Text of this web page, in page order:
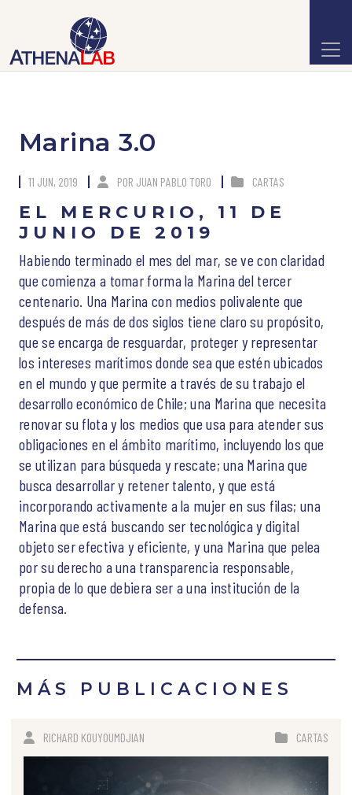
Marina 3.0
11 JUN, 2019 POR JUAN PABLO TORO CARTAS
EL MERCURIO, 11 DE
JUNIO DE 2019
Habiendo terminado el mes del mar, se ve con claridad
que comienza a tomar forma la Marina del tercer
centenario. Una Marina con medios polivalente que
después de más de dos siglos tiene claro su propósito,
que se encarga de resguardar, proteger y representar
los intereses marítimos donde sea que estén ubicados
en el mundo y que permite a través de su trabajo el
desarrollo económico de Chile; una Marina que necesita
renovar su flota y los medios que usa para atender sus
obligaciones en el ámbito marítimo, incluyendo los que
se utilizan para búsqueda y rescate; una Marina que
busca desarrollar y retener talento, y que está
incorporando activamente a la mujer en sus filas; una
Marina que está buscando ser tecnológica y digital
objeto ser efectiva y eficiente, y una Marina que pelea
por su derecho a una transparencia responsable,
propia de lo que debiera ser a una institución de la
defensa.
MÁS PUBLICACIONES
RICHARD KOUYOUMDJIAN CARTAS